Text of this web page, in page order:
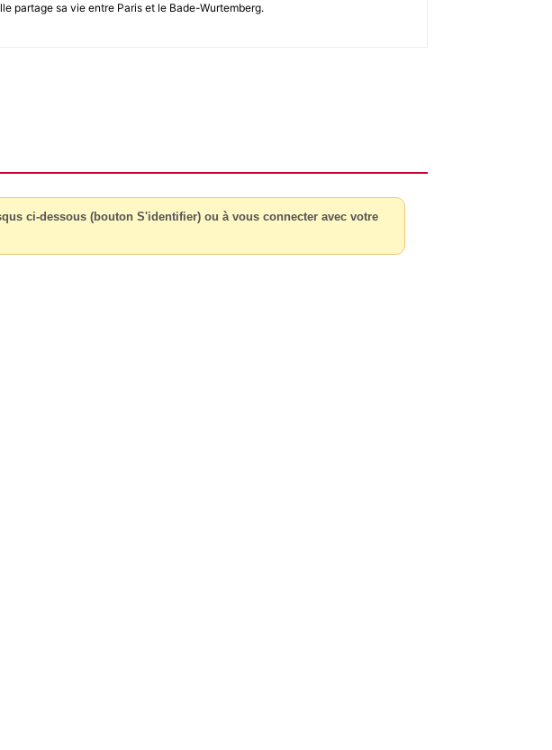
partage sa vie entre Paris et le Bade-Wurtemberg.
ci-dessous (bouton S'identifier) ou à vous connecter avec votre